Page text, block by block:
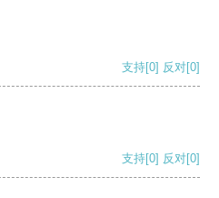
支持[0] 反对[0]
支持[0] 反对[0]